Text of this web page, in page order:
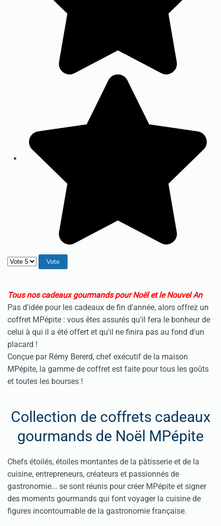
Veuillez voter
Tous nos cadeaux gourmands pour Noël et le Nouvel An
Pas d'idée pour les cadeaux de fin d'année, alors offrez un
coffret MPépite : vous êtes assurés qu'il fera le bonheur de
celui à qui il a été offert et qu'il ne finira pas au fond d'un
placard !
Conçue par Rémy Bererd, chef exécutif de la maison
MPépite, la gamme de coffret est faite pour tous les goûts
et toutes les bourses !
Collection de coffrets cadeaux
gourmands de Noël MPépite
Chefs étoilés, étoiles montantes de la pâtisserie et de la
cuisine, entrepreneurs, créateurs et passionnés de
gastronomie... se sont réunis pour créer MPépite et signer
des moments gourmands qui font voyager la cuisine de
figures incontournable de la gastronomie française.